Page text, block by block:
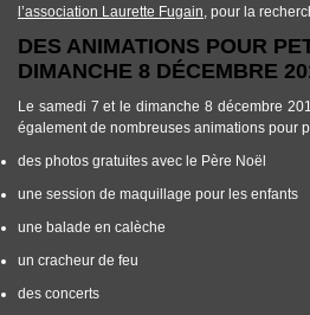
l’association Laurette Fugain, pour la
DES ANIMATIONS POUR
DIMANCHE 8 DÉCEMBRE
Le samedi 7 et le dimanche 8 décembre
également de nombreuses animations pour
des photos gratuites avec le Père Noël
une session de maquillage pour les enfants
une balade en calèche
un cracheur de feu
des concerts